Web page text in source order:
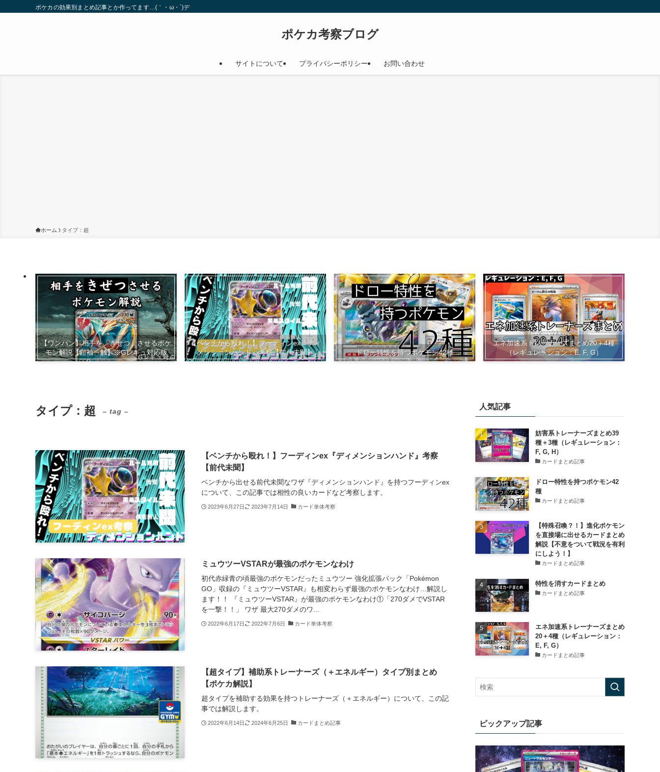
ポケカの効果別まとめ記事とか作ってます…(｀・ω・´)デ
ポケカ考察ブログ
サイトについて プライバシーポリシー お問い合わせ
ホーム タイプ：超
【ワンパン】相手を「きぜつ」させるポケ
モン解説【鎧袖一触】※Gレギュ対応版
【ベンチから殴れ！】フーディンex『ディ
メンションハンド』考察【前代未聞】
ドロー特性を持つポケモン42種
エネ加速系トレーナーズまとめ20＋4種
（レギュレーション：E, F, G）
タイプ：超 – tag –
【ベンチから殴れ！】フーディンex『ディメンションハンド』考察
【前代未聞】
ベンチから出せる前代未聞なワザ『ディメンションハンド』を持つフーディンex
について、この記事では相性の良いカードなど考察します。
2023年6月27日 2023年7月14日 カード単体考察
ミュウツーVSTARが最強のポケモンなわけ
初代赤緑青の頃最強のポケモンだったミュウツー 強化拡張パック「Pokémon
GO」収録の『ミュウツーVSTAR』も相変わらず最強のポケモンなわけ…解説し
ます！！ 『ミュウツーVSTAR』が最強のポケモンなわけ①「270ダメでVSTAR
を一撃！！」 ワザ 最大270ダメのワ...
2022年6月17日 2022年7月6日 カード単体考察
【超タイプ】補助系トレーナーズ（＋エネルギー）タイプ別まとめ
【ポケカ解説】
超タイプを補助する効果を持つトレーナーズ（＋エネルギー）について、この記
事では解説します。
2022年6月14日 2024年6月25日 カードまとめ記事
人気記事
妨害系トレーナーズまとめ39
種＋3種（レギュレーション：
F, G, H）
カードまとめ記事
ドロー特性を持つポケモン42
種
カードまとめ記事
【特殊召喚？！】進化ポケモン
を直接場に出せるカードまとめ
解説【不意をついて戦況を有利
にしよう！】
カードまとめ記事
特性を消すカードまとめ
カードまとめ記事
エネ加速系トレーナーズまとめ
20＋4種（レギュレーション：
E, F, G）
カードまとめ記事
ピックアップ記事